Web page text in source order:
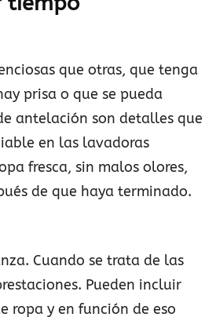
que otras, que tenga
prisa o que se pueda
antelación son detalles que
en las lavadoras
fresca, sin malos olores,
de que haya terminado.
Cuando se trata de las
Pueden incluir
ropa y en función de eso